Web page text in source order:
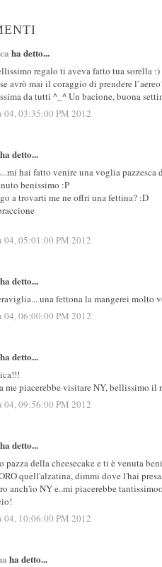
ha detto...
regalo ti aveva fatto tua sorella
avrò mai il coraggio di prendere
da tutti ^_^ Un bacione, buona
04, 03:35:00 PM 2012
ha detto...
hai fatto venire una voglia pazzesca
benissimo :P
a trovarti me ne offri una fettina? :D
04, 05:01:00 PM 2012
ha detto...
una fettona la mangerei molto
04, 06:00:00 PM 2012
ha detto...
me piacerebbe visitare NY, bellissimo il
04, 09:56:00 PM 2012
ha detto...
pazza della cheesecake e ti è venuta
quell'alzatina, dimmi dove l'hai
anch'io NY e..mi piacerebbe
04, 10:06:00 PM 2012
ha detto...